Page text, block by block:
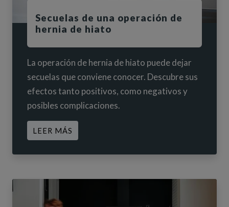
Secuelas de una operación de
hernia de hiato
La operación de hernia de hiato puede dejar
secuelas que conviene conocer. Descubre sus
efectos tanto positivos, como negativos y
posibles complicaciones.
LEER MÁS